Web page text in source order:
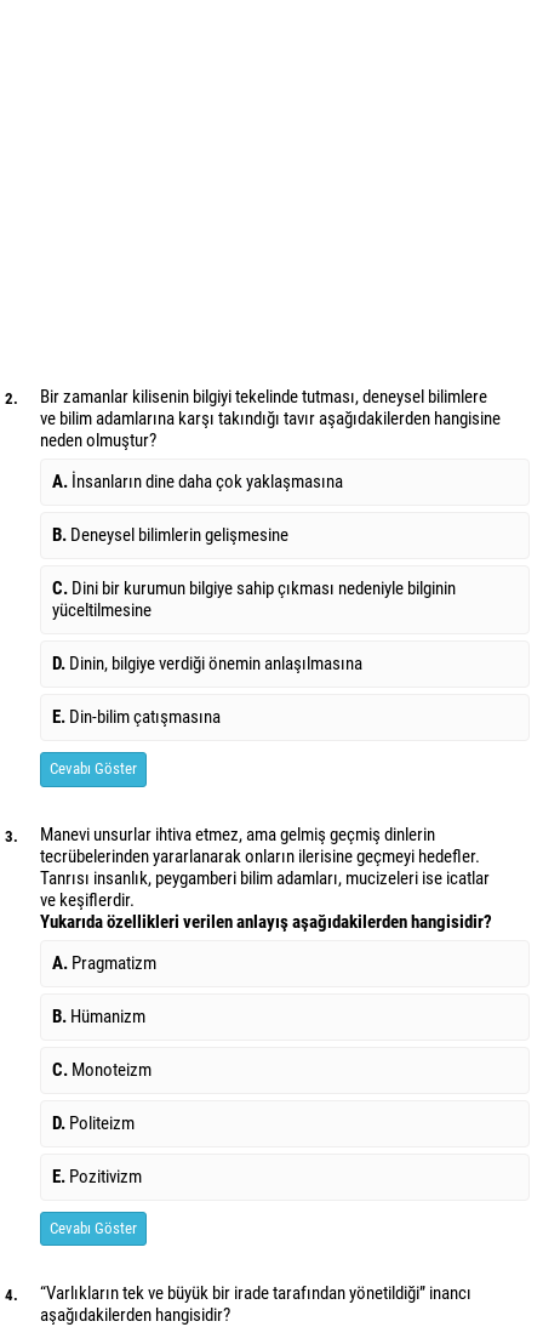
2.
Bir zamanlar kilisenin bilgiyi tekelinde tutması, deneysel bilimlere
ve bilim adamlarına karşı takındığı tavır aşağıdakilerden hangisine
neden olmuştur?
A. İnsanların dine daha çok yaklaşmasına
B. Deneysel bilimlerin gelişmesine
C. Dini bir kurumun bilgiye sahip çıkması nedeniyle bilginin
yüceltilmesine
D. Dinin, bilgiye verdiği önemin anlaşılmasına
E. Din-bilim çatışmasına
Cevabı Göster
3.
Manevi unsurlar ihtiva etmez, ama gelmiş geçmiş dinlerin
tecrübelerinden yararlanarak onların ilerisine geçmeyi hedefler.
Tanrısı insanlık, peygamberi bilim adamları, mucizeleri ise icatlar
ve keşiflerdir.
Yukarıda özellikleri verilen anlayış aşağıdakilerden hangisidir?
A. Pragmatizm
B. Hümanizm
C. Monoteizm
D. Politeizm
E. Pozitivizm
Cevabı Göster
4.
“Varlıkların tek ve büyük bir irade tarafından yönetildiği” inancı
aşağıdakilerden hangisidir?